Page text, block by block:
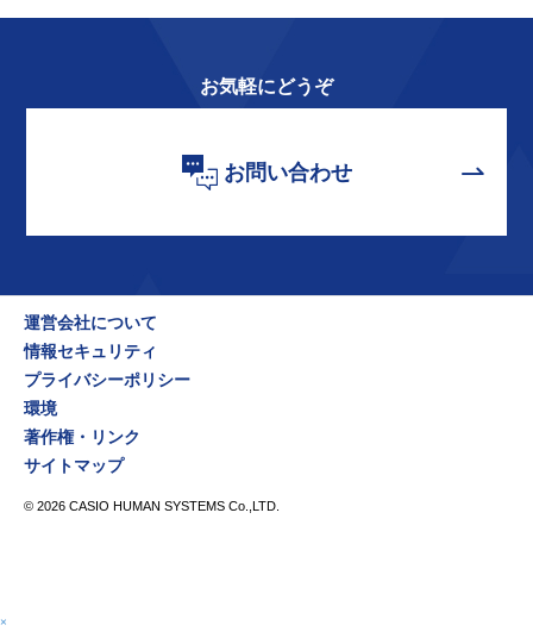
お気軽にどうぞ
お問い合わせ
© 2026 CASIO HUMAN SYSTEMS Co.,LTD.
運営会社について
情報セキュリティ
プライバシーポリシー
環境
著作権・リンク
サイトマップ
×